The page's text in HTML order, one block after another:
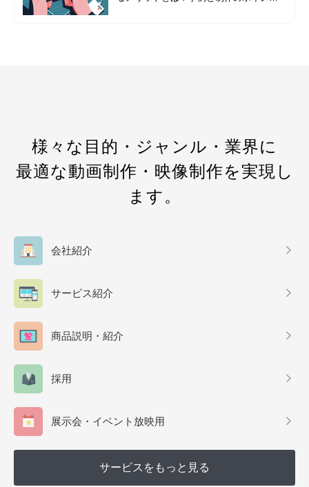
様々な目的・ジャンル・業界に
最適な動画制作・映像制作を実現し
ます。
会社紹介
サービス紹介
商品説明・紹介
採用
展示会・イベント放映用
サービスをもっと見る